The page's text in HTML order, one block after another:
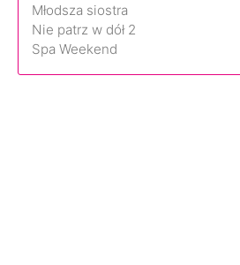
Młodsza siostra
Nie patrz w dół 2
Spa Weekend